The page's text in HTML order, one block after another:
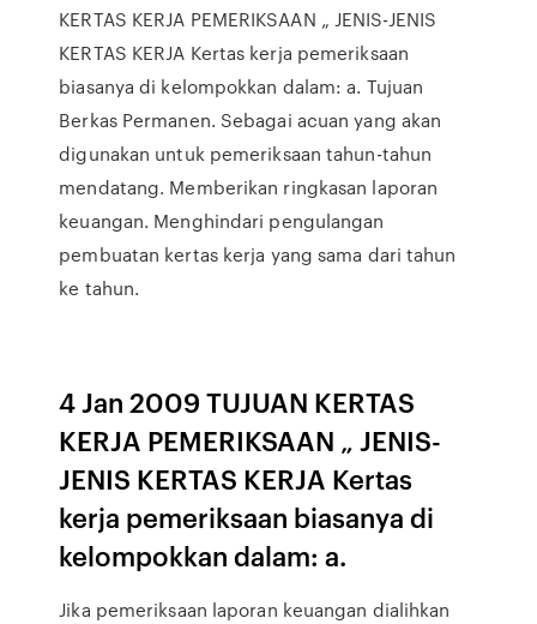
KERTAS KERJA PEMERIKSAAN „ JENIS-JENIS
KERTAS KERJA Kertas kerja pemeriksaan
biasanya di kelompokkan dalam: a. Tujuan
Berkas Permanen. Sebagai acuan yang akan
digunakan untuk pemeriksaan tahun-tahun
mendatang. Memberikan ringkasan laporan
keuangan. Menghindari pengulangan
pembuatan kertas kerja yang sama dari tahun
ke tahun.
4 Jan 2009 TUJUAN KERTAS
KERJA PEMERIKSAAN „ JENIS-
JENIS KERTAS KERJA Kertas
kerja pemeriksaan biasanya di
kelompokkan dalam: a.
Jika pemeriksaan laporan keuangan dialihkan